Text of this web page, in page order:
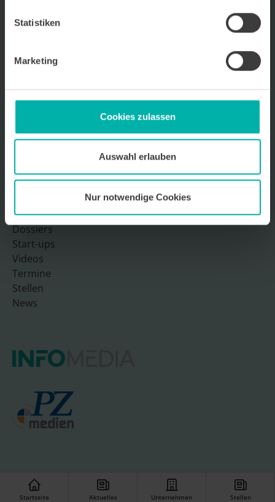
Statistiken
Marketing
Cookies zulassen
Auswahl erlauben
Nur notwendige Cookies
Startseite Aktuelles Unternehmen Stellen
Ansprechpartner
Datenschutz
Startseite
Kooperationspartner
Dossiers
Start-ups
Videos
Termine
Stellen
News
© INFO-UNIT08 GmbH